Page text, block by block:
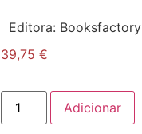
Editora: Booksfactory
39,75 €
Adicionar